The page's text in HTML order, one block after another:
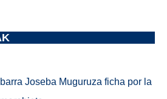
Joseba Muguruza ficha por la